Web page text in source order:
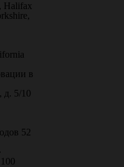
Halifax
в
д. 5/10
52